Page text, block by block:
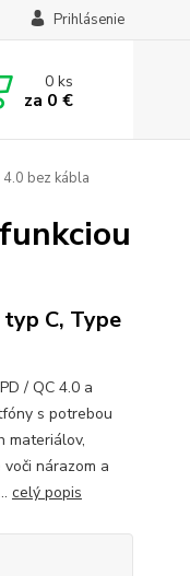
Prihlásenie
0ks
za 0 €
bez kábla
C, Type
/ QC 4.0 a
s potrebou
materiálov,
nárazom a
celý popis